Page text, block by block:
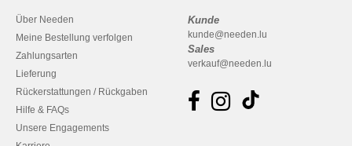
Über Needen
Meine Bestellung verfolgen
Zahlungsarten
Lieferung
Rückerstattungen / Rückgaben
Hilfe & FAQs
Unsere Engagements
Kunde
kunde@needen.lu
Sales
verkauf@needen.lu